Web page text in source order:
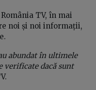
TV, în mai
noi și noi informații,
abundat în ultimele
verificate dacă sunt